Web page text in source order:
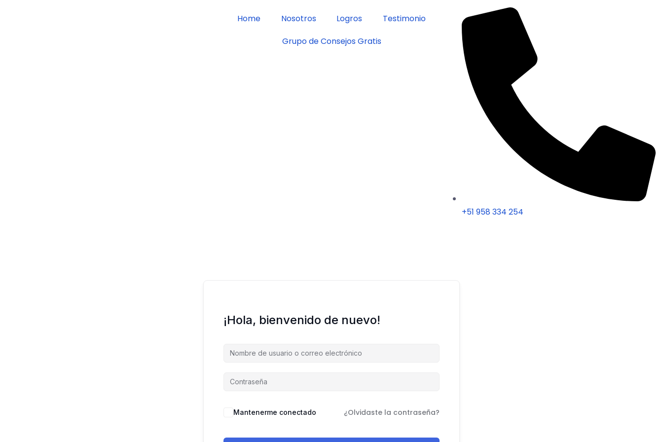
Home Nosotros Logros
Testimonio
Grupo de Consejos Gratis
+51 958 334 254
¡Hola, bienvenido de nuevo!
Mantenerme conectado ¿Olvidaste la contraseña?